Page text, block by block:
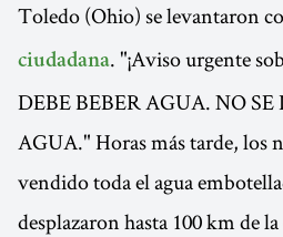
Toledo (Ohio) se levantaron
ciudadana. "¡Aviso urgente
DEBE BEBER AGUA. NO
AGUA." Horas más tarde, los
vendido toda el agua
desplazaron hasta 100 km de